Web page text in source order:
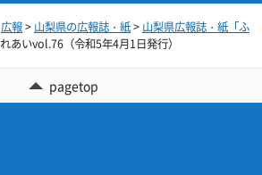
広報> 山梨県の広報誌・紙> 山梨県広報誌・紙「ふ
あいvol.76（令和5年4月1日発行）
pagetop